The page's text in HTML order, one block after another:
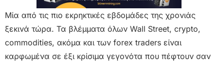
Μία από τις πιο εκρηκτικές εβδομάδες της χρονιάς
ξεκινά τώρα. Τα βλέμματα όλων Wall Street, crypto,
commodities, ακόμα και των forex traders είναι
καρφωμένα σε έξι κρίσιμα γεγονότα που πέφτουν σαν